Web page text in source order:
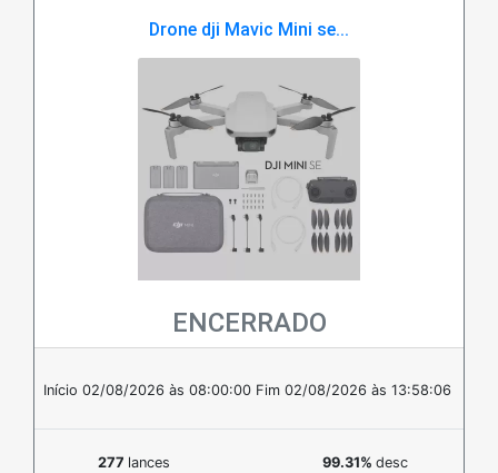
Drone dji Mavic Mini se...
ENCERRADO
Início 02/08/2026 às 08:00:00 Fim 02/08/2026 às 13:58:06
277 lances 99.31% desc